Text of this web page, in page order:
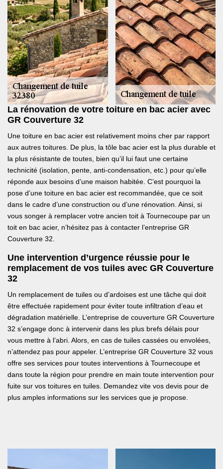
La rénovation de votre toiture en bac acier avec
GR Couverture 32
Une toiture en bac acier est relativement moins cher par rapport
aux autres toitures. De plus, la tôle bac acier est la plus durable et
la plus résistante de toutes, bien qu’il lui faut une certaine
technicité (isolation, pente, anti-condensation, etc.) pour qu’elle
réponde aux besoins d’une maison habitée. C’est pourquoi la
pose d’une toiture en bac acier est recommandée, que ce soit
dans le cadre d’une construction ou d’une rénovation. Ainsi, si
vous songer à remplacer votre ancien toit à Tournecoupe par un
toit en bac acier, n’hésitez pas à contacter l’entreprise GR
Couverture 32.
Une intervention d’urgence réussie pour le
remplacement de vos tuiles avec GR Couverture
32
Un remplacement de tuiles ou d’ardoises est une tâche qui doit
être effectuée rapidement pour éviter toute infiltration d’eau et
dégradation matérielle. L’entreprise de couverture GR Couverture
32 s’engage donc à intervenir dans les plus brefs délais pour
vous mettre à l’abri. Alors, en cas de tuiles cassées ou envolées,
n’attendez pas pour appeler. L’entreprise GR Couverture 32 vous
offre ses services pour toutes interventions à Tournecoupe et
dans toute la région pour prendre en main toute intervention pour
fuite sur vos toitures en tuiles. Demandez vite vos devis pour de
plus amples informations sur les services que je propose.